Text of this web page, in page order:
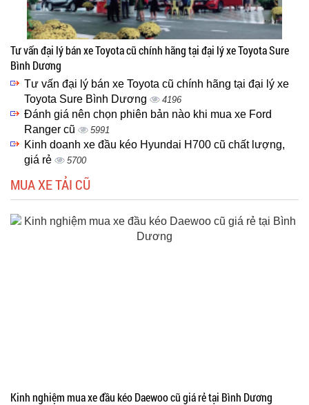
Tư vấn đại lý bán xe Toyota cũ chính hãng tại đại lý xe Toyota Sure
Bình Dương
Tư vấn đại lý bán xe Toyota cũ chính hãng tại đại lý xe
Toyota Sure Bình Dương
4196
Đánh giá nên chọn phiên bản nào khi mua xe Ford
Ranger cũ
5991
Kinh doanh xe đầu kéo Hyundai H700 cũ chất lượng,
giá rẻ
5700
MUA XE TẢI CŨ
Kinh nghiệm mua xe đầu kéo Daewoo cũ giá rẻ tại Bình Dương